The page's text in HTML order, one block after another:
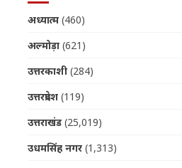
अध्यात्म(460)
अल्मोड़ा(621)
उत्तरकाशी(284)
उत्तरप्रदेश(119)
उत्तराखंड(25,019)
उधमसिंह नगर(1,313)